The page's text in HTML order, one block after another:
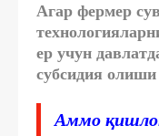
Агар фермер
ер учун
субсидия
Аммо